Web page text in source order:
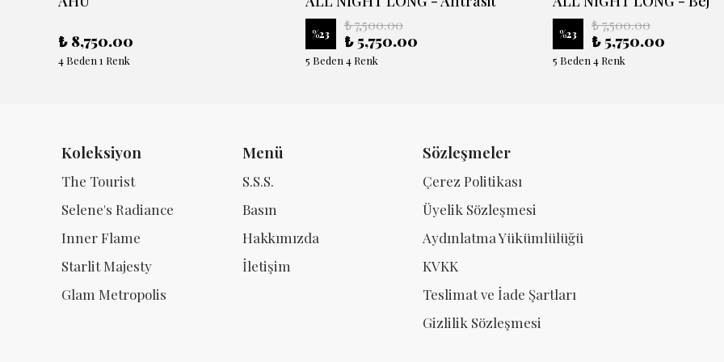
₺ 8,750.00
4 Beden 1 Renk
%23
₺ 7,500.00
₺ 5,750.00
5 Beden 4 Renk
%23
₺ 7,500.00
₺ 5,750.00
5 Beden 4 Renk
Koleksiyon
The Tourist
Selene's Radiance
Inner Flame
Starlit Majesty
Glam Metropolis
Menü
S.S.S.
Basın
Hakkımızda
İletişim
Sözleşmeler
Çerez Politikası
Üyelik Sözleşmesi
Aydınlatma Yükümlülüğü
KVKK
Teslimat ve İade Şartları
Gizlilik Sözleşmesi